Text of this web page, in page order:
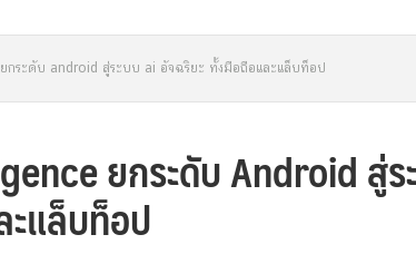
กระดับ android สู่ระบบ ai อัจฉริยะ ทั้งมือถือและแล็บท็อป
ยกระดับ Android สู่ร
แล็บท็อป